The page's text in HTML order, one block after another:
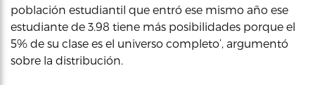
población estudiantil que entró ese mismo año ese
estudiante de 3.98 tiene más posibilidades porque el
5% de su clase es el universo completo’, argumentó
sobre la distribución.